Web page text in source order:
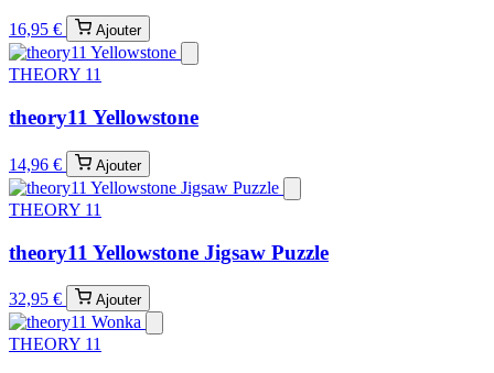
16,95 € Ajouter
THEORY 11
theory11 Yellowstone
14,96 € Ajouter
THEORY 11
theory11 Yellowstone Jigsaw Puzzle
32,95 € Ajouter
THEORY 11